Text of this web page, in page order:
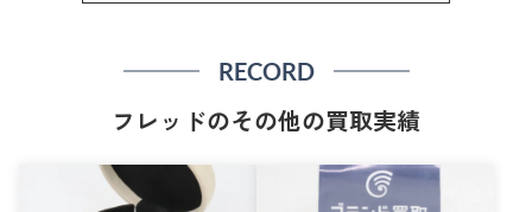
RECORD
フレッドのその他の買取実績